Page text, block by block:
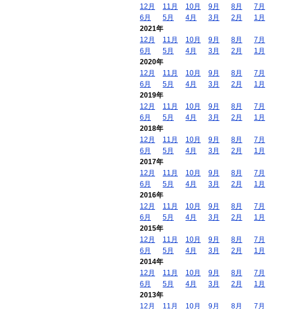
12月
11月 10月 9月 8月
7月
6月
5月 4月 3月 2月
1月
2021年
12月
11月 10月 9月 8月
7月
6月
5月 4月 3月 2月
1月
2020年
12月
11月 10月 9月 8月
7月
6月
5月 4月 3月 2月
1月
2019年
12月
11月 10月 9月 8月
7月
6月
5月 4月 3月 2月
1月
2018年
12月
11月 10月 9月 8月
7月
6月
5月 4月 3月 2月
1月
2017年
12月
11月 10月 9月 8月
7月
6月
5月 4月 3月 2月
1月
2016年
12月
11月 10月 9月 8月
7月
6月
5月 4月 3月 2月
1月
2015年
12月
11月 10月 9月 8月
7月
6月
5月 4月 3月 2月
1月
2014年
12月
11月 10月 9月 8月
7月
6月
5月 4月 3月 2月
1月
2013年
12月
11月 10月 9月 8月 7月